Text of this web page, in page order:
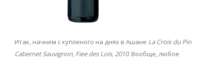
Итак, начнем с купленого на днях в Ашане La Croix du Pin
Cabernet Sauvignon, Fiee des Lois, 2010. Вообще, любое